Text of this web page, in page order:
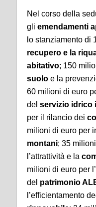
Nel corso della
gli emendamenti
lo stanziamento di
recupero e la
abitativo; 150
suolo e la
60 milioni di euro
del servizio idrico
per il rilancio dei
milioni di euro per
montani; 35
l’attrattività e la
milioni di euro per
del patrimonio
l’efficientamento